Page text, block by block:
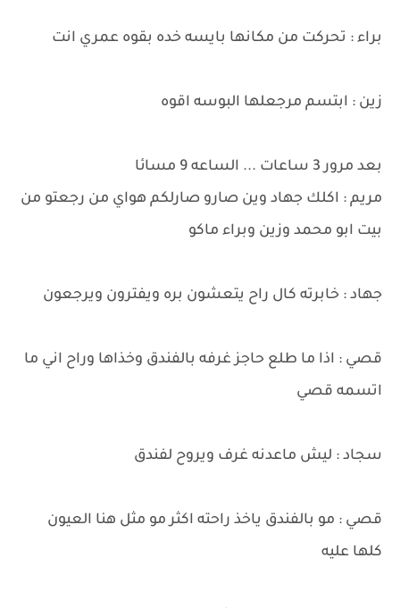
براء : تحركت من مكانها بايسه خده بقوه عمري انت
زين : ابتسم مرجعلها البوسه اقوه
بعد مرور 3 ساعات ... الساعه 9 مسائا
مريم : اكلك جهاد وين صارو صارلكم هواي من رجعتو من
بيت ابو محمد وزين وبراء ماكو
جهاد : خابرته كال راح يتعشون بره ويفترون ويرجعون
قصي : اذا ما طلع حاجز غرفه بالفندق وخذاها وراح اني ما
اتسمه قصي
سجاد : ليش ماعدنه غرف ويروح لفندق
قصي : مو بالفندق ياخذ راحته اكثر مو مثل هنا العيون
كلها عليه